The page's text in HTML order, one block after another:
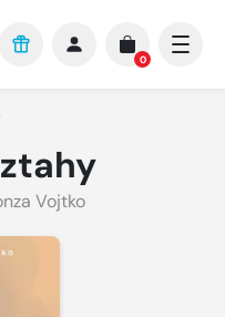
0
Vojtko